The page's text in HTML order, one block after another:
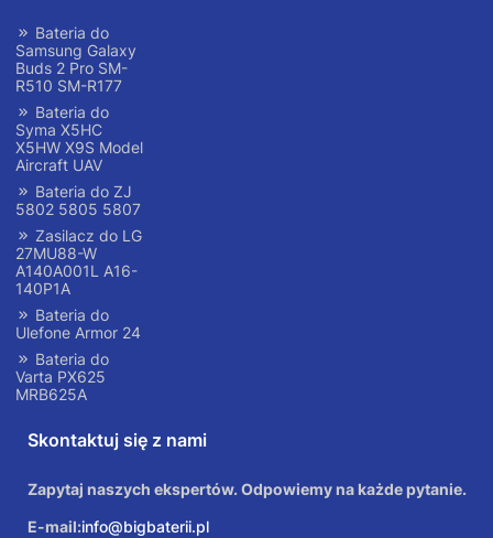
Bateria do
Samsung Galaxy
Buds 2 Pro SM-
R510 SM-R177
Bateria do
Syma X5HC
X5HW X9S Model
Aircraft UAV
Bateria do ZJ
5802 5805 5807
Zasilacz do LG
27MU88-W
A140A001L A16-
140P1A
Bateria do
Ulefone Armor 24
Bateria do
Varta PX625
MRB625A
Skontaktuj się z nami
Zapytaj naszych ekspertów. Odpowiemy na każde pytanie.
E-mail:info@bigbaterii.pl